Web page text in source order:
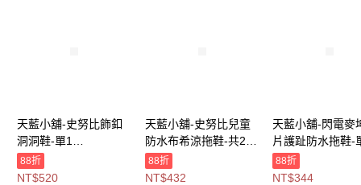
天藍小舖-史努比飾釦
洞洞鞋-單1
款-$590【A27270521
】
88折
NT$520
天藍小舖-史努比兒童
防水布希涼拖鞋-共2
色-$490【A27270489
】
88折
NT$432
天藍小舖-閃電麥
片護趾防水拖鞋-
款-$390【
】
88折
NT$344